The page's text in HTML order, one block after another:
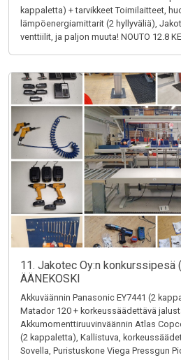
kappaletta) + tarvikkeet Toimilaitteet,
lämpöenergiamittarit (2 hyllyväliä),
venttiilit, ja paljon muuta! NOUTO 12.8
11. Jakotec Oy:n konkurssipesä
ÄÄNEKOSKI
Akkuväännin Panasonic EY7441 (2
Matador 120 + korkeussäädettävä
Akkumomenttiruuvinväännin Atlas
(2 kappaletta), Kallistuva,
Sovella, Puristuskone Viega Pressgun